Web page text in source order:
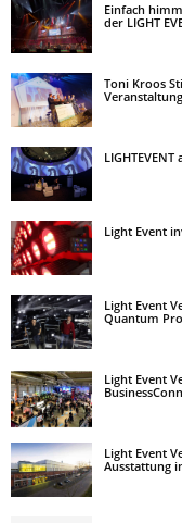
Einfach
der LIGHT
Toni Kroos
Light Event
Light Event
Quantum
Light Event
Light Event
Ausstattung